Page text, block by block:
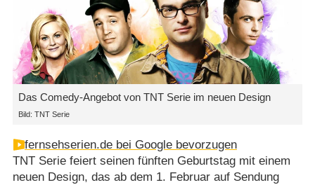
Das Comedy-Angebot von TNT Serie im neuen Design
Bild: TNT Serie
fernsehserien.de bei Google bevorzugen
TNT Serie feiert seinen fünften Geburtstag mit einem
neuen Design, das ab dem 1. Februar auf Sendung